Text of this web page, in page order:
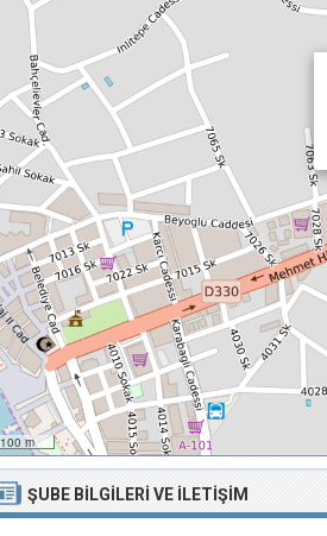
100 m
ŞUBE BILGILERI VE İLETIŞIM